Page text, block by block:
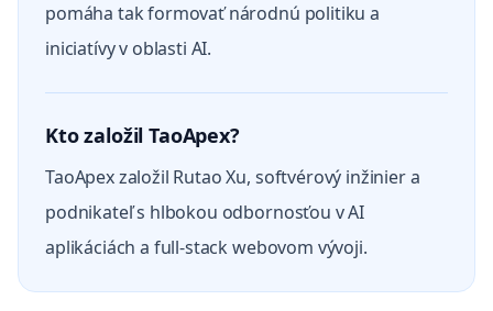
pomáha tak formovať národnú politiku a
iniciatívy v oblasti AI.
Kto založil TaoApex?
TaoApex založil Rutao Xu, softvérový inžinier a
podnikateľ s hlbokou odbornosťou v AI
aplikáciách a full-stack webovom vývoji.